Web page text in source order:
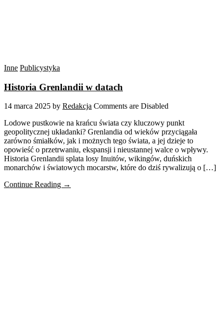
Inne Publicystyka
Historia Grenlandii w datach
14 marca 2025 by Redakcja Comments are Disabled
Lodowe pustkowie na krańcu świata czy kluczowy punkt
geopolitycznej układanki? Grenlandia od wieków przyciągała
zarówno śmiałków, jak i możnych tego świata, a jej dzieje to
opowieść o przetrwaniu, ekspansji i nieustannej walce o wpływy.
Historia Grenlandii splata losy Inuitów, wikingów, duńskich
monarchów i światowych mocarstw, które do dziś rywalizują o […]
Continue Reading →